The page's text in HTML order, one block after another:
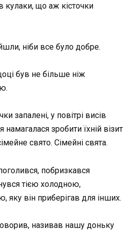
кулаки, що аж кісточки
ніби все було добре.
був не більше ніж
запалені, у повітрі висів
зробити їхній візит
свято. Сімейні свята.
побризкався
тією холодною,
він приберігав для інших.
називав нашу доньку